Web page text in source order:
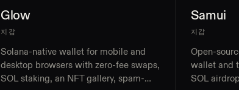
Glow
지갑
Solana-native wallet for mobile and
desktop browsers with zero-fee swaps,
SOL staking, an NFT gallery, spam-
Samui
지갑
Open-
wallet and
SOL